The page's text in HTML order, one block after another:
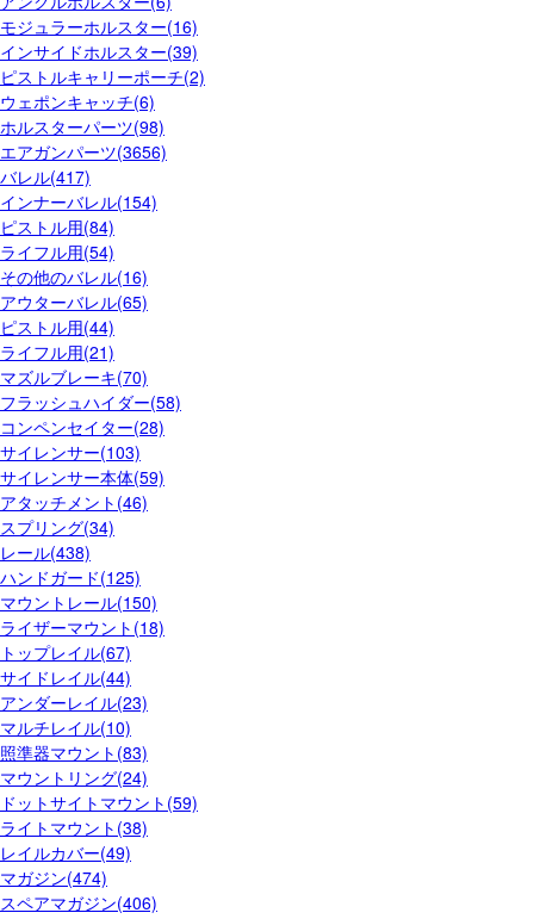
モジュラーホルスター(16)
インサイドホルスター(39)
ピストルキャリーポーチ(2)
ウェポンキャッチ(6)
ホルスターパーツ(98)
エアガンパーツ(3656)
バレル(417)
インナーバレル(154)
ピストル用(84)
ライフル用(54)
その他のバレル(16)
アウターバレル(65)
ピストル用(44)
ライフル用(21)
マズルブレーキ(70)
フラッシュハイダー(58)
コンペンセイター(28)
サイレンサー(103)
サイレンサー本体(59)
アタッチメント(46)
スプリング(34)
レール(438)
ハンドガード(125)
マウントレール(150)
ライザーマウント(18)
トップレイル(67)
サイドレイル(44)
アンダーレイル(23)
マルチレイル(10)
照準器マウント(83)
マウントリング(24)
ドットサイトマウント(59)
ライトマウント(38)
レイルカバー(49)
マガジン(474)
スペアマガジン(406)